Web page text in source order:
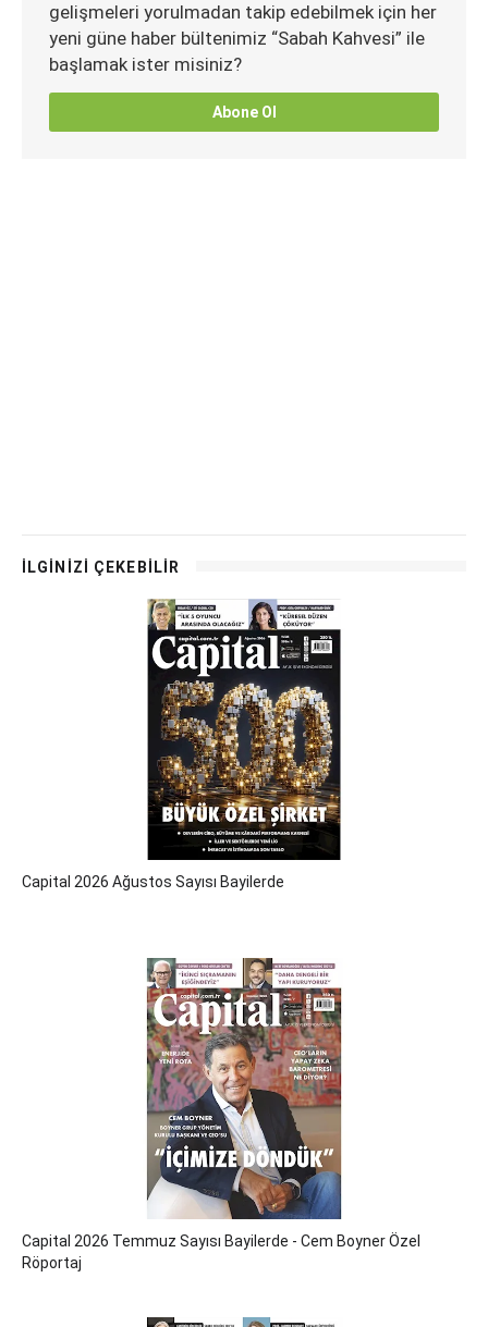
gelişmeleri yorulmadan takip edebilmek için her
yeni güne haber bültenimiz “Sabah Kahvesi” ile
başlamak ister misiniz?
Abone Ol
İLGİNİZİ ÇEKEBİLİR
Capital 2026 Ağustos Sayısı Bayilerde
Capital 2026 Temmuz Sayısı Bayilerde - Cem Boyner Özel
Röportaj